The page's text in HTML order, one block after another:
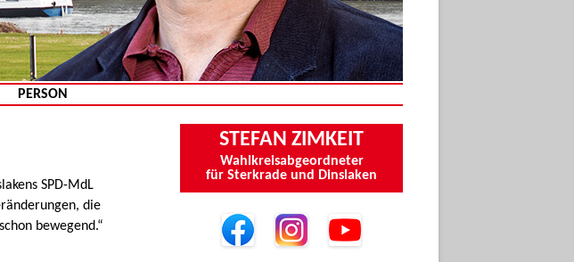
Inhalt springen
PERSON
SPD-MdL
die
bewegend.“
STEFAN ZIMKEIT
Wahlkreisabgeordneter
für Sterkrade und Dinslaken